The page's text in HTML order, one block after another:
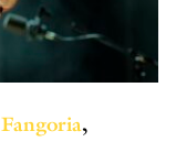
Fangoria,